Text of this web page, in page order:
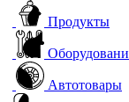
Продукты
Автотовары